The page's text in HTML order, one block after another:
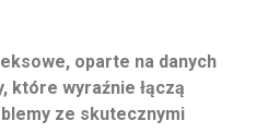
oparte na danych
które wyraźnie łączą
ze skutecznymi